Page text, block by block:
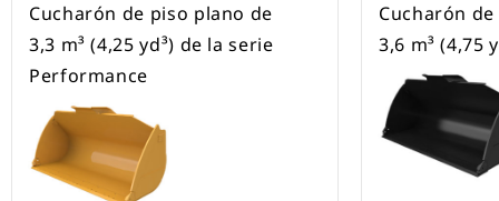
Cucharón de piso plano de
3,3 m³ (4,25 yd³) de la serie
Performance
Cucharón
3,6 m³ (4,75